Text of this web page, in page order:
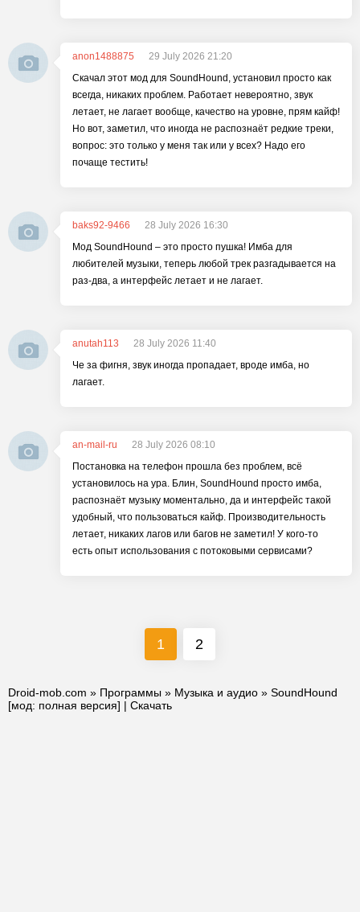
anon1488875
29 July 2026 21:20
Скачал этот мод для SoundHound, установил просто как
всегда, никаких проблем. Работает невероятно, звук
летает, не лагает вообще, качество на уровне, прям кайф!
Но вот, заметил, что иногда не распознаёт редкие треки,
вопрос: это только у меня так или у всех? Надо его
почаще тестить!
baks92-9466
28 July 2026 16:30
Мод SoundHound – это просто пушка! Имба для
любителей музыки, теперь любой трек разгадывается на
раз-два, а интерфейс летает и не лагает.
anutah113
28 July 2026 11:40
Че за фигня, звук иногда пропадает, вроде имба, но
лагает.
an-mail-ru
28 July 2026 08:10
Постановка на телефон прошла без проблем, всё
установилось на ура. Блин, SoundHound просто имба,
распознаёт музыку моментально, да и интерфейс такой
удобный, что пользоваться кайф. Производительность
летает, никаких лагов или багов не заметил! У кого-то
есть опыт использования с потоковыми сервисами?
1 2
Droid-mob.com » Программы » Музыка и аудио » SoundHound
[мод: полная версия] | Скачать